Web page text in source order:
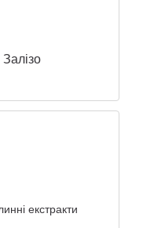
Залізо